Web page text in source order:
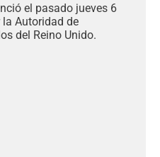
el pasado jueves 6
Autoridad de
del Reino Unido.